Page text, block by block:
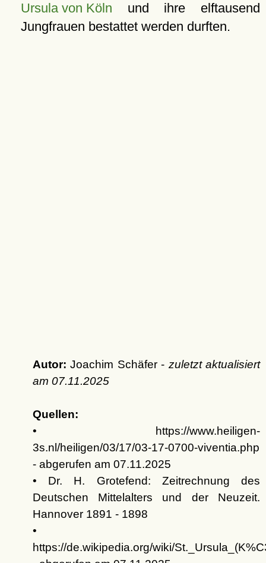
Ursula von Köln und ihre elftausend
Jungfrauen bestattet werden durften.
Autor: Joachim Schäfer - zuletzt aktualisiert
am 07.11.2025
Quellen:
• https://www.heiligen-
3s.nl/heiligen/03/17/03-17-0700-viventia.php
- abgerufen am 07.11.2025
• Dr. H. Grotefend: Zeitrechnung des
Deutschen Mittelalters und der Neuzeit.
Hannover 1891 - 1898
•
https://de.wikipedia.org/wiki/